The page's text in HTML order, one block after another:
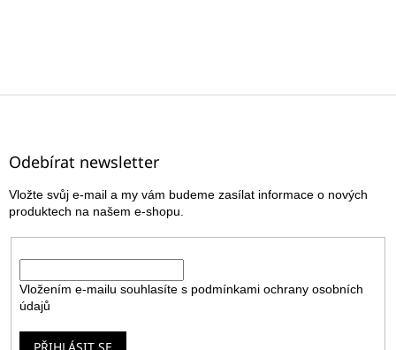
Z
Odebírat newsletter
Vložte svůj e-mail a my vám budeme zasílat informace o nových
produktech na našem e-shopu.
Vložením e-mailu souhlasíte s podmínkami ochrany osobních
údajů